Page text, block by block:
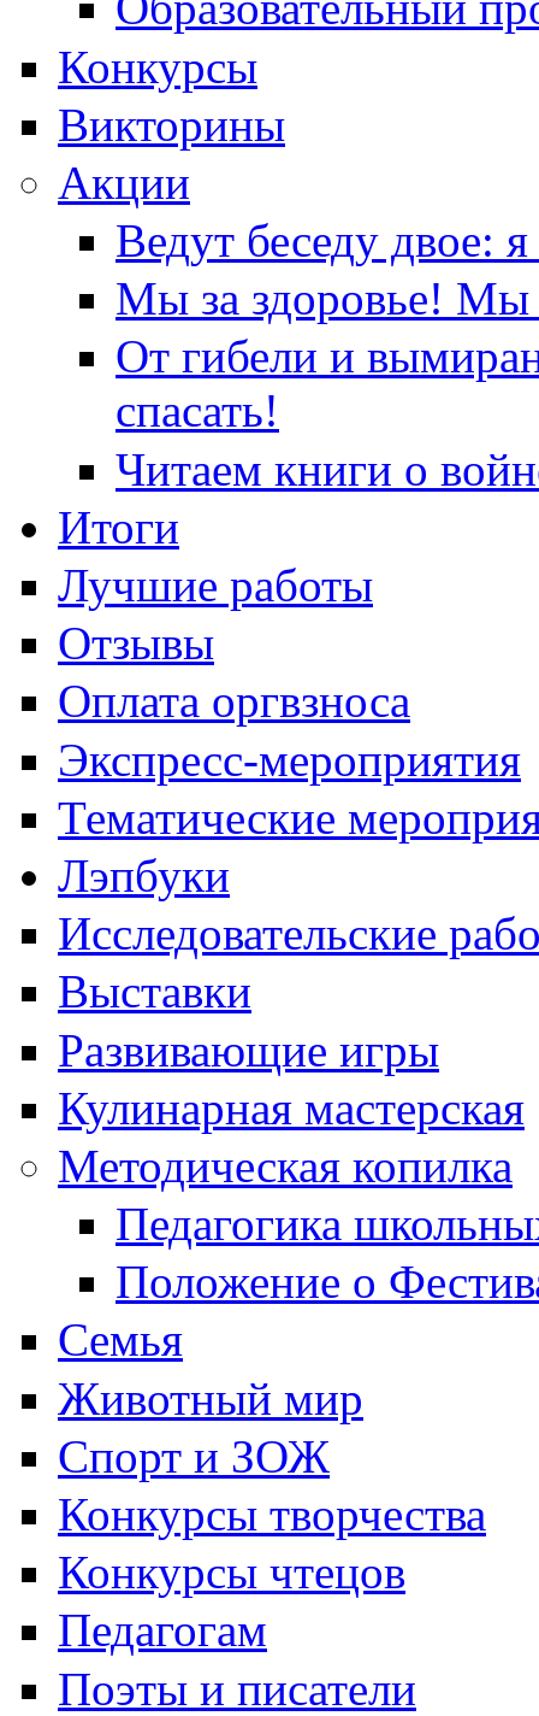
Конкурсы
Викторины
Акции
Ведут беседу двое:
Мы за здоровье! Мы
От гибели и
спасать!
Читаем книги о
Итоги
Лучшие работы
Отзывы
Оплата оргвзноса
Экспресс-мероприятия
Тематические
Лэпбуки
Исследовательские
Выставки
Развивающие игры
Кулинарная мастерская
Методическая копилка
Педагогика
Положение о
Семья
Животный мир
Спорт и ЗОЖ
Конкурсы творчества
Конкурсы чтецов
Педагогам
Поэты и писатели